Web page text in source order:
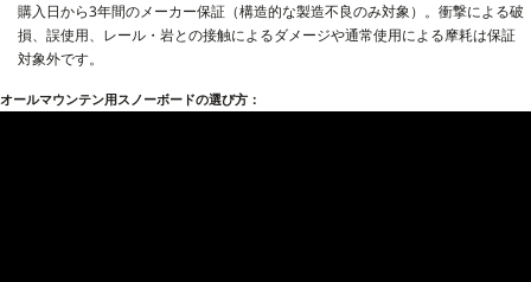
購入日から3年間のメーカー保証（構造的な製造不良のみ対象）。衝撃による破
損、誤使用、レール・岩との接触によるダメージや通常使用による摩耗は保証
対象外です。
オールマウンテン用スノーボードの選び方：